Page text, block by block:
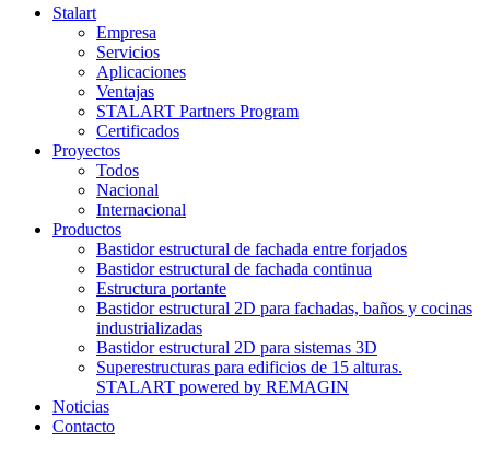
Stalart
Empresa
Servicios
Aplicaciones
Ventajas
STALART Partners Program
Certificados
Proyectos
Todos
Nacional
Internacional
Productos
Bastidor estructural de fachada entre forjados
Bastidor estructural de fachada continua
Estructura portante
Bastidor estructural 2D para fachadas, baños y cocinas
industrializadas
Bastidor estructural 2D para sistemas 3D
Superestructuras para edificios de 15 alturas.
STALART powered by REMAGIN
Noticias
Contacto